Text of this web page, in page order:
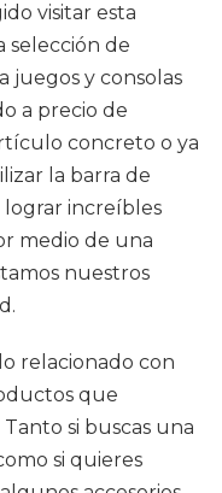
visitar esta
selección de
juegos y consolas
a precio de
concreto o ya
la barra de
lograr increíbles
medio de una
nuestros
relacionado con
que
si buscas una
si quieres